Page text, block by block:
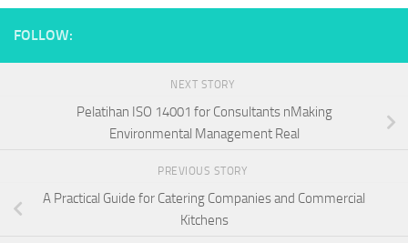
FOLLOW:
NEXT STORY
Pelatihan ISO 14001 for Consultants nMaking
Environmental Management Real
PREVIOUS STORY
A Practical Guide for Catering Companies and Commercial
Kitchens